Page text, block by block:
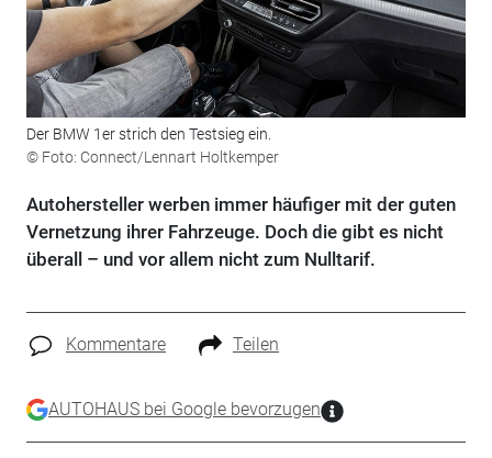
Der BMW 1er strich den Testsieg ein.
© Foto: Connect/Lennart Holtkemper
Autohersteller werben immer häufiger mit der guten
Vernetzung ihrer Fahrzeuge. Doch die gibt es nicht
überall – und vor allem nicht zum Nulltarif.
Kommentare Teilen
AUTOHAUS bei Google bevorzugen